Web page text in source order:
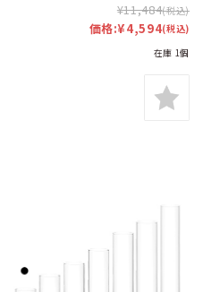
¥11,484(税込)
価格:¥4,594(税込)
在庫 1個